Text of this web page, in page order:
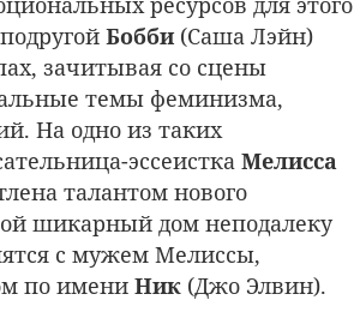
Бобби(Саша Лэйн)
зачитывая со сцены
темы феминизма,
На одно из таких
эссеистка Мелисса
талантом нового
шикарный дом неподалеку
с мужем Мелиссы,
по имени Ник (Джо Элвин).